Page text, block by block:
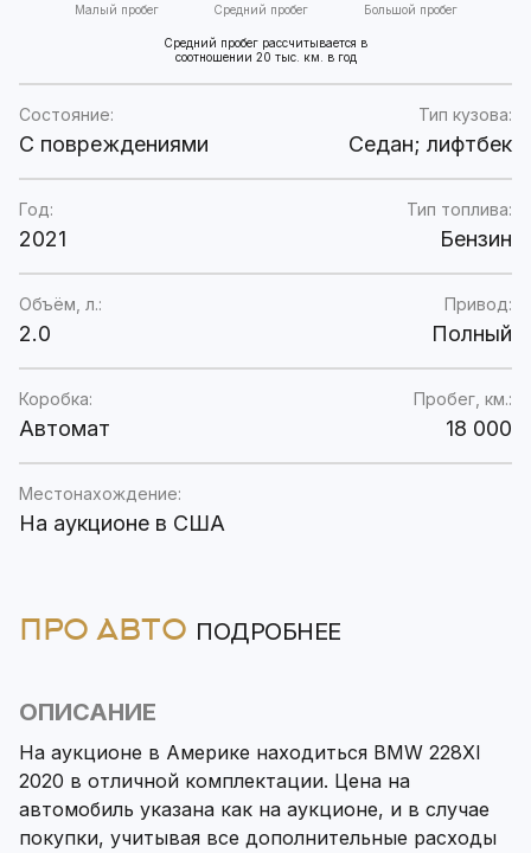
Малый пробег Средний пробег Большой пробег
Средний пробег рассчитывается в
соотношении 20 тыс. км. в год
Состояние:
C повреждениями
Тип кузова:
Седан; лифтбек
Год:
2021
Тип топлива:
Бензин
Объём, л.:
2.0
Привод:
Полный
Коробка:
Автомат
Пробег, км.:
18 000
Местонахождение:
На аукционе в США
ПРО АВТО ПОДРОБНЕЕ
ОПИСАНИЕ
На аукционе в Америке находиться BMW 228XI
2020 в отличной комплектации. Цена на
автомобиль указана как на аукционе, и в случае
покупки, учитывая все дополнительные расходы